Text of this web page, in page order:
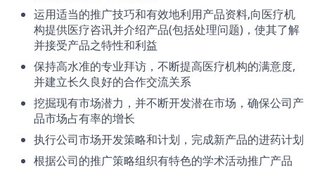
运用适当的推广技巧和有效地利用产品资料,向医疗机
构提供医疗咨讯并介绍产品(包括处理问题)，使其了解
并接受产品之特性和利益
保持高水准的专业拜访，不断提高医疗机构的满意度,
并建立长久良好的合作交流关系
挖掘现有市场潜力，并不断开发潜在市场，确保公司产
品市场占有率的增长
执行公司市场开发策略和计划，完成新产品的进药计划
根据公司的推广策略组织有特色的学术活动推广产品